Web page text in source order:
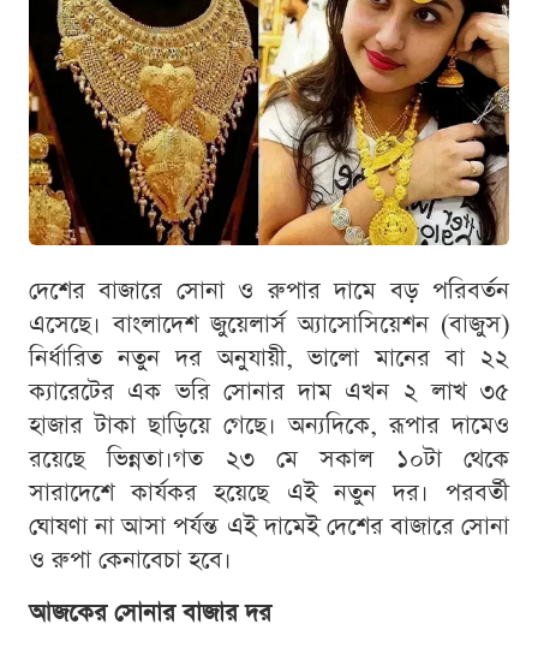
দেশের বাজারে সোনা ও রুপার দামে বড় পরিবর্তন
এসেছে। বাংলাদেশ জুয়েলার্স অ্যাসোসিয়েশন (বাজুস)
নির্ধারিত নতুন দর অনুযায়ী, ভালো মানের বা ২২
ক্যারেটের এক ভরি সোনার দাম এখন ২ লাখ ৩৫
হাজার টাকা ছাড়িয়ে গেছে। অন্যদিকে, রূপার দামেও
রয়েছে ভিন্নতা।গত ২৩ মে সকাল ১০টা থেকে
সারাদেশে কার্যকর হয়েছে এই নতুন দর। পরবর্তী
ঘোষণা না আসা পর্যন্ত এই দামেই দেশের বাজারে সোনা
ও রুপা কেনাবেচা হবে।
আজকের সোনার বাজার দর